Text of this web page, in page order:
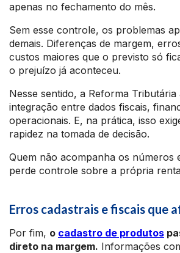
apenas no fechamento do mês.
Sem esse controle, os problemas
demais. Diferenças de margem,
custos maiores que o previsto só
o prejuízo já aconteceu.
Nesse sentido, a Reforma Tributária
integração entre dados fiscais,
operacionais. E, na prática, isso
rapidez na tomada de decisão.
Quem não acompanha os números
perde controle sobre a própria
Erros cadastrais e fiscais que
Por fim, o cadastro de produtos
direto na margem. Informações